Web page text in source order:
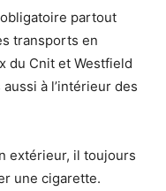
partout
transports en
du Cnit et Westfield
à l’intérieur des
extérieur, il toujours
une cigarette.